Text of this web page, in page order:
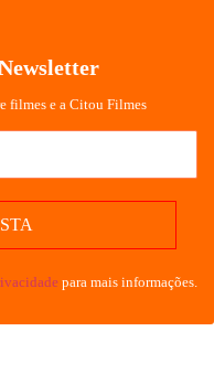
filmes e a Citou Filmes
para mais informações.